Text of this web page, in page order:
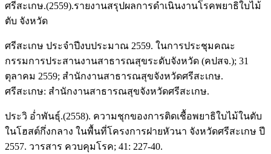
ศรีสะเกษ.(2559).รายงานสรุปผลการดำเนินงานโรคพยาธิใบไม้
ตับ จังหวัด
ศรีสะเกษ ประจำปีงบประมาณ 2559. ในการประชุมคณะ
กรรมการประสานงานสาธารณสุขระดับจังหวัด (คปสจ.); 31
ตุลาคม 2559; สำนักงานสาธารณสุขจังหวัดศรีสะเกษ.
ศรีสะเกษ: สำนักงานสาธารณสุขจังหวัดศรีสะเกษ.
ประวิ อ่ำพันธุ์.(2558). ความชุกของการติดเชื้อพยาธิใบไม้ในตับ
ในโฮสต์กึ่งกลาง ในพื้นที่โครงการฝายหัวนา จังหวัดศรีสะเกษ ปี
2557. วารสาร ควบคุมโรค; 41: 227-40.